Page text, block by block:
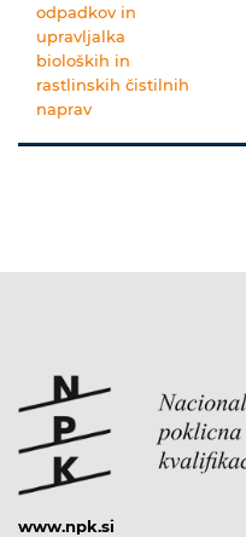
odpadkov in
upravljalka
bioloških in
rastlinskih čistilnih
naprav
www.npk.si